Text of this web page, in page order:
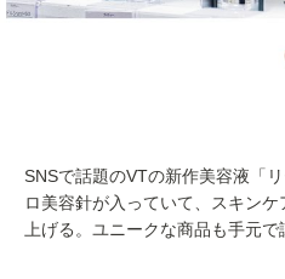
SNSで話題のVTの新作美容液「
ロ美容針が入っていて、スキン
上げる。ユニークな商品も手元で